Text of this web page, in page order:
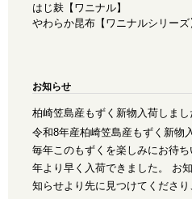
はじ麸【ワニナル】
やわらか昆布【ワニナルシリーズ
お知らせ
柏崎笠島産もずく新物入荷しまし
令和8年産柏崎笠島産もずく新物
毎年このもずくを楽しみにお待
年より早く入荷できました。 お
知らせより先に見つけてくださ